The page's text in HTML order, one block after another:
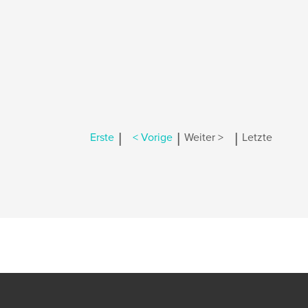
Erste | < Vorige | Weiter > | Letzte